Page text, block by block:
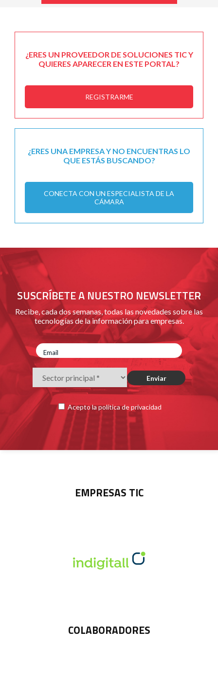
¿ERES UN PROVEEDOR DE SOLUCIONES TIC Y
QUIERES APARECER EN ESTE PORTAL?
REGISTRARME
¿ERES UNA EMPRESA Y NO ENCUENTRAS LO
QUE ESTÁS BUSCANDO?
CONECTA CON UN ESPECIALISTA DE LA
CÁMARA
SUSCRÍBETE A NUESTRO NEWSLETTER
Recibe, cada dos semanas, todas las novedades sobre las
tecnologías de la información para empresas.
Acepto lapolítica de privacidad
EMPRESAS TIC
COLABORADORES